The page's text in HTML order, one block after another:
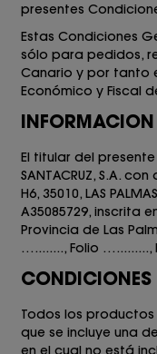
presentes
Estas Condiciones
sólo para pedidos,
Canario y por tanto
Económico y Fiscal
El titular del presente
SANTACRUZ, S.A. con
H6, 35010, LAS
A35085729, inscrita
Provincia de Las
…........, Folio ….........,
CONDICIONES
Todos los
que se incluye una
en el cual no está